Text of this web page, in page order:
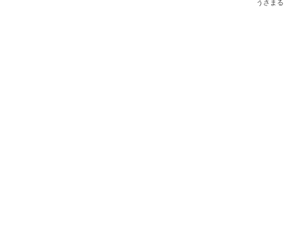
うさまる